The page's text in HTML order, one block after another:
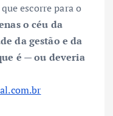
escorre para o
o céu da
da gestão e da
é — ou deveria